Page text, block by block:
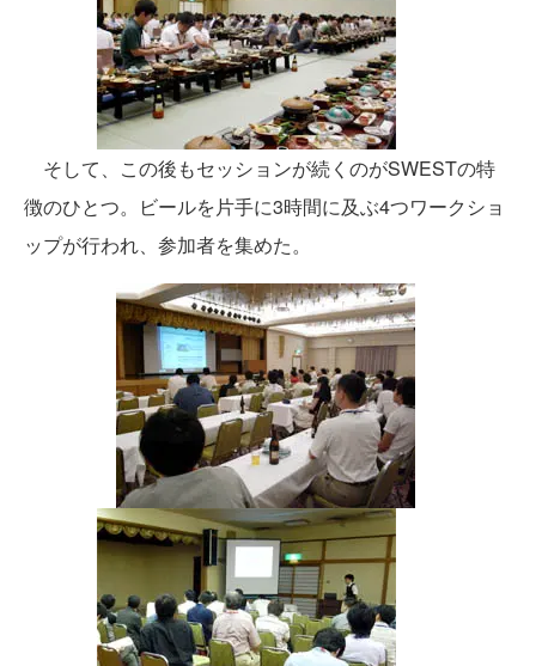
そして、この後もセッションが続くのがSWESTの特
徴のひとつ。ビールを片手に3時間に及ぶ4つワークショ
ップが行われ、参加者を集めた。